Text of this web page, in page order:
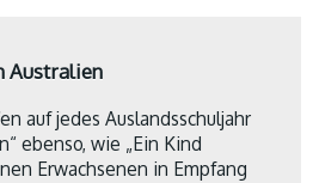
Australien
auf jedes Auslandsschuljahr
ebenso, wie „Ein Kind
Erwachsenen in Empfang